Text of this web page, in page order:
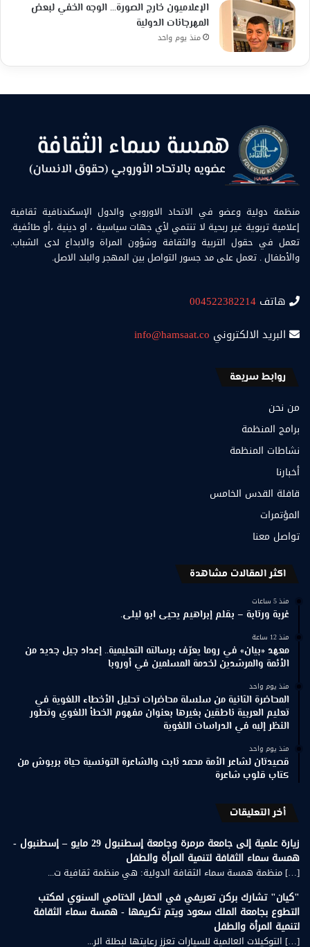
الإعلاميون خارج الصورة… الوجه الخفي لبعض
المهرجانات الدولية
منذ يوم واحد
منظمة دولية وعضو في الاتحاد الاوروبي والدول الإسكندنافية ثقافية
إعلامية تربوية غير ربحية لا تنتمي لأي جهات سياسية ، او دينية ،أو طائفية.
تعمل في حقول التربية والثقافة وشؤون المراة والابداع لدى الشباب.
والأطفال . تعمل على مد جسور التواصل بين المهجر والبلد الاصل.
هاتف 004522382214
البريد الالكتروني info@hamsaat.co
روابط سريعة
من نحن
برامج المنظمة
نشاطات المنظمة
أخبارنا
قافلة القدس الخامس
المؤتمرات
تواصل معنا
اكثر المقالات مشاهدة
منذ 5 ساعات
غربة ورتابة – بقلم إبراهيم يحيى ابو ليلى.
منذ 12 ساعة
معهد «بيان» في روما يعرّف برسالته التعليمية.. إعداد جيل جديد من
الأئمة والمرشدين لخدمة المسلمين في أوروبا
منذ يوم واحد
المحاضرة الثانية من سلسلة محاضرات تحليل الأخطاء اللغوية في
تعليم العربية ناطقين بغيرها بعنوان مفهوم الخطأ اللغوي وتطور
النظر إليه في الدراسات اللغوية
منذ يوم واحد
قصيدتان لشاعر الأمة محمد ثابت والشاعرة التونسية حياة بربوش من
كتاب قلوب شاعرة
أخر التعليقات
زيارة علمية إلى جامعة مرمرة وجامعة إسطنبول 29 مايو – إسطنبول -
همسة سماء الثقافة لتنمية المرأة والطفل
[…] منظمة همسة سماء الثقافة الدولية: هي منظمة ثقافية ت...
"كيان" تشارك بركن تعريفي في الحفل الختامي السنوي لمكتب
التطوع بجامعة الملك سعود ويتم تكريمها - همسة سماء الثقافة
لتنمية المرأة والطفل
[…] التوكيلات العالمية للسيارات تعزز رعايتها لبطلة الر...